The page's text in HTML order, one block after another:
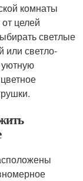
комнаты
целей
светлые
или светло-